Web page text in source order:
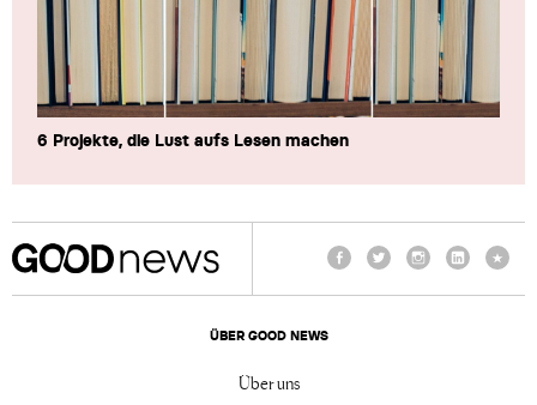
6 Projekte, die Lust aufs Lesen machen
ÜBER GOOD NEWS
Über uns